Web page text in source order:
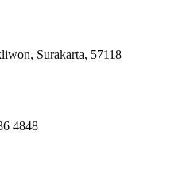
Surakarta, 57118
4848